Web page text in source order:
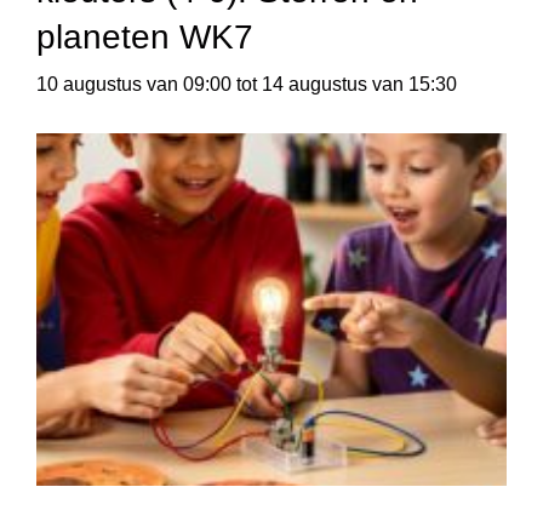
planeten WK7
10 augustus van 09:00 tot 14 augustus van 15:30